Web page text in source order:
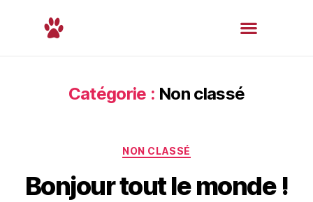
Catégorie : Non classé
NON CLASSÉ
Bonjour tout le monde !